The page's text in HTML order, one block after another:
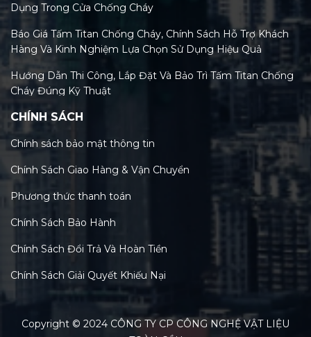
Dụng Trong Cửa Chống Cháy
Báo Giá Tấm Titan Chống Cháy, Chính Sách Hỗ Trợ Khách
Hàng Và Kinh Nghiệm Lựa Chọn Sử Dụng Hiệu Quả
Hướng Dẫn Thi Công, Lắp Đặt Và Bảo Trì Tấm Titan Chống
Cháy Đúng Kỹ Thuật
Tiêu Chuẩn Tấm Titan Chống Cháy Và Xu Hướng Kiểm
Định Mới Nhất 2026
Trường Việt Nam Hiện Nay
Tấm Titan Chống Cháy: Tính Năng, Lợi Ích & So Sánh Chi
Tiết Với MGO, Rockwool
Cấu tạo và thành phần chính của tấm titan chống cháy: Bí
Tổng quan về tấm titan chống cháy: Đặc tính, ứng dụng
đa dạng trong xây dựng
Phân loại quạt tường hút khói phòng cháy chữa cháy phổ
CHÍNH SÁCH
Chính sách bảo mật thông tin
Chính Sách Giao Hàng & Vận Chuyển
Phương thức thanh toán
Chính Sách Bảo Hành
Chính Sách Đổi Trả Và Hoàn Tiền
Chính Sách Giải Quyết Khiếu Nại
Copyright © 2024 CÔNG TY CP CÔNG NGHỆ VẬT LIỆU